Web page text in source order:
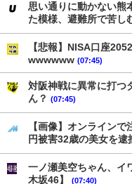
思い通りに動かない熊
た模様、避難所で苦
【悲報】NISA口座
wwwwww (07:45)
対阪神戦に異常に打つ
ん？ (07:45)
【画像】オンライン
円被害32歳の美女を逮
一ノ瀬美空ちゃん、イ
木坂46】
(07:40)